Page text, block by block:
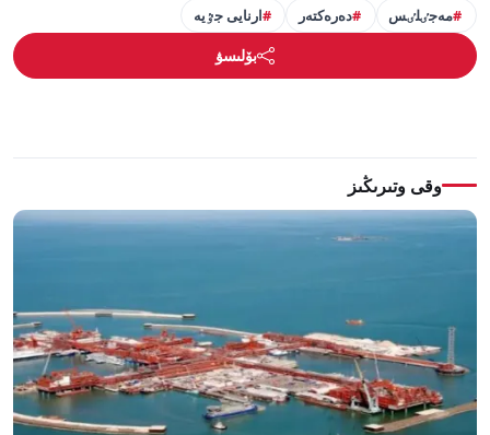
مەجٸلٸس دەرەكتەر ارنايى جٷيە
بۆلىسۋ
وقى وتىرىڭىز